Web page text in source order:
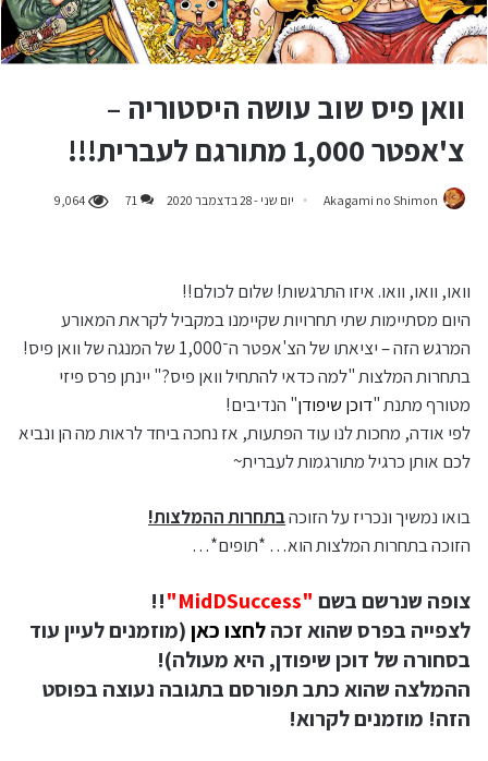
וואן פיס שוב עושה היסטוריה –
צ'אפטר 1,000 מתורגם לעברית!!!
Akagami no Shimon יום שני - 28 בדצמבר 2020 71
9,064
וואו, וואו, וואו. איזו התרגשות! שלום לכולם!!
היום מסתיימות שתי תחרויות שקיימנו במקביל לקראת המאורע
המרגש הזה – יציאתו של הצ'אפטר ה־1,000 של המנגה של וואן פיס!
בתחרות המלצות "למה כדאי להתחיל וואן פיס?" יינתן פרס פיזי
מטורף מתנת "דוכן שיפודן" הנדיבים!
לפי אודה, מחכות לנו עוד הפתעות, אז נחכה ביחד לראות מה הן ונביא
לכם אותן כרגיל מתורגמות לעברית~
בואו נמשיך ונכריז על הזוכהבתחרות ההמלצות!
הזוכה בתחרות המלצות הוא… *תופים*…
צופה שנרשם בשם "MidDSuccess"
!!
לצפייה בפרס שהוא זכהלחצו כאן(מוזמנים לעיין עוד
בסחורה של דוכן שיפודן, היא מעולה)!
ההמלצה שהוא כתב תפורסם בתגובה נעוצה בפוסט
הזה! מוזמנים לקרוא!